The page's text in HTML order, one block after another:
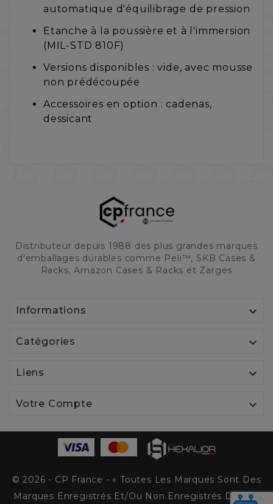
automatique d'équilibrage de pression
Etanche à la poussière et à l'immersion
(MIL-STD 810F)
Versions disponibles : vide, avec mousse
non prédécoupée
Accessoires en option : cadenas,
dessicant
Distributeur depuis 1988 des plus grandes marques
d'emballages durables comme Peli™, SKB Cases &
Racks, Amazon Cases & Racks et Zarges
Informations 
Catégories 
Liens 
Votre Compte 
© 2026 - CP France - « Toutes Les Marques Sont Des
Marques Enregistrés Et/ou Non Enregistrés De Peli